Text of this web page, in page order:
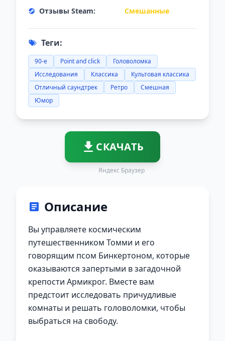
Отзывы Steam:
Смешанные
Теги:
90-е Point and click
Головоломка
Исследования
Классика
Культовая классика
Отличный саундтрек
Ретро
Смешная
Юмор
СКАЧАТЬ
Яндекс Браузер
Описание
Вы управляете космическим
путешественником Томми и его
говорящим псом Бинкертоном, которые
оказываются запертыми в загадочной
крепости Армикрог. Вместе вам
предстоит исследовать причудливые
комнаты и решать головоломки, чтобы
выбраться на свободу.